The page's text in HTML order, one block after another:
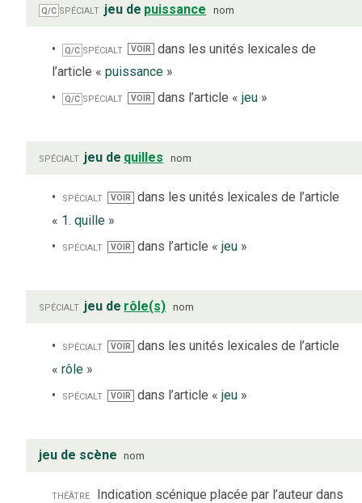
Q/C spécialt jeu de puissance nom
Q/C spécialt VOIR
dans les unités lexicales de
l’article « puissance »
Q/C spécialt VOIR dans l’article «jeu »
spécialt jeu de quilles nom
spécialt VOIR
dans les unités lexicales de l’article
« 1. quille »
spécialt
VOIR dans l’article « jeu»
spécialt jeu de rôle(s) nom
spécialt VOIR
dans les unités lexicales de l’article
« rôle »
spécialt
VOIR dans l’article « jeu»
jeu de scène nom
théâtre Indication scénique placée par l’auteur dans